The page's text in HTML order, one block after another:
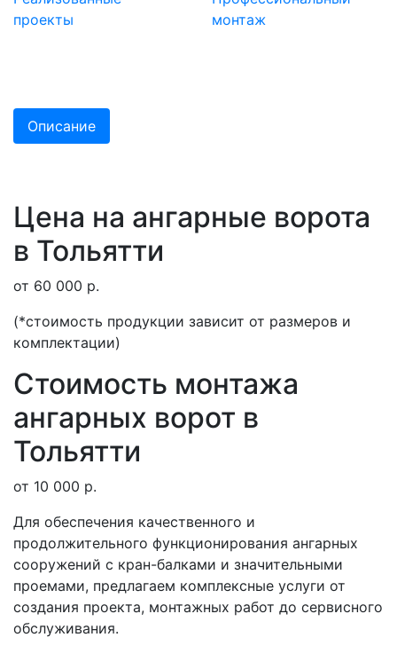
проекты
монтаж
Описание
Цена на ангарные ворота
в Тольятти
от 60 000 р.
(*стоимость продукции зависит от размеров и
комплектации)
Стоимость монтажа
ангарных ворот в
Тольятти
от 10 000 р.
Для обеспечения качественного и
продолжительного функционирования ангарных
сооружений с кран-балками и значительными
проемами, предлагаем комплексные услуги от
создания проекта, монтажных работ до сервисного
обслуживания.